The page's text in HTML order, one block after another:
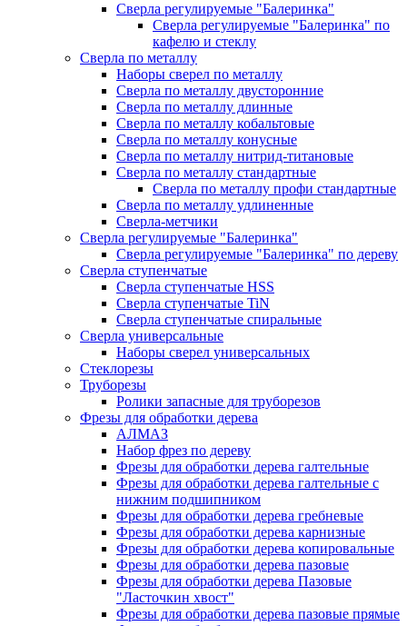
Сверла регулируемые "Балеринка"
Сверла регулируемые "Балеринка" по
кафелю и стеклу
Сверла по металлу
Наборы сверел по металлу
Сверла по металлу двусторонние
Сверла по металлу длинные
Сверла по металлу кобальтовые
Сверла по металлу конусные
Сверла по металлу нитрид-титановые
Сверла по металлу стандартные
Сверла по металлу профи стандартные
Сверла по металлу удлиненные
Сверла-метчики
Сверла регулируемые "Балеринка"
Сверла регулируемые "Балеринка" по дереву
Сверла ступенчатые
Сверла ступенчатые HSS
Сверла ступенчатые TiN
Сверла ступенчатые спиральные
Сверла универсальные
Наборы сверел универсальных
Стеклорезы
Труборезы
Ролики запасные для труборезов
Фрезы для обработки дерева
АЛМАЗ
Набор фрез по дереву
Фрезы для обработки дерева галтельные
Фрезы для обработки дерева галтельные с
нижним подшипником
Фрезы для обработки дерева гребневые
Фрезы для обработки дерева карнизные
Фрезы для обработки дерева копировальные
Фрезы для обработки дерева пазовые
Фрезы для обработки дерева Пазовые
"Ласточкин хвост"
Фрезы для обработки дерева пазовые прямые